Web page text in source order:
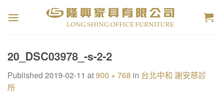
20_DSC03978_-s-2-2
Published 2019-02-11 at900 × 768 in 台北中和 謝安慈診
所